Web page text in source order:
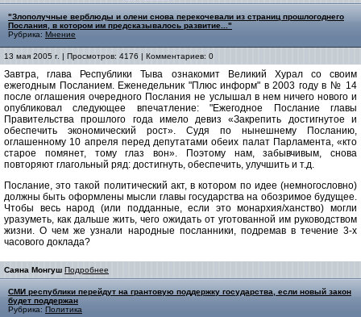
"Злополучные верблюды и олени снова перекочевали из страниц прошлогоднего
Послания, в котором им предсказывалось развитие..."
Рубрика: Мнение
13 мая 2005 г. | Просмотров: 4176 | Комментариев: 0
Завтра, глава Республики Тыва ознакомит Великий Хурал со своим
ежегодным Посланием. Еженедельник "Плюс информ" в 2003 году в № 14
после оглашения очередного Послания не услышал в нем ничего нового и
опубликовал следующее впечатление: "Ежегодное Послание главы
Правительства прошлого года имело девиз «Закрепить достигнутое и
обеспечить экономический рост». Судя по нынешнему Посланию,
оглашенному 10 апреля перед депутатами обеих палат Парламента, «кто
старое помянет, тому глаз вон». Поэтому нам, забывчивым, снова
повторяют глагольный ряд: достигнуть, обеспечить, улучшить и т.д.
Послание, это такой политический акт, в котором по идее (немногословно)
должны быть оформлены мысли главы государства на обозримое будущее.
Чтобы весь народ (или подданные, если это монархия/ханство) могли
уразуметь, как дальше жить, чего ожидать от уготованной им руководством
жизни. О чем же узнали народные посланники, подремав в течение 3-х
часового доклада?
Саяна Монгуш Подробнее
СМИ республики перейдут на грантовую поддержку государства, если новый закон
будет поддержан
Рубрика: Политика